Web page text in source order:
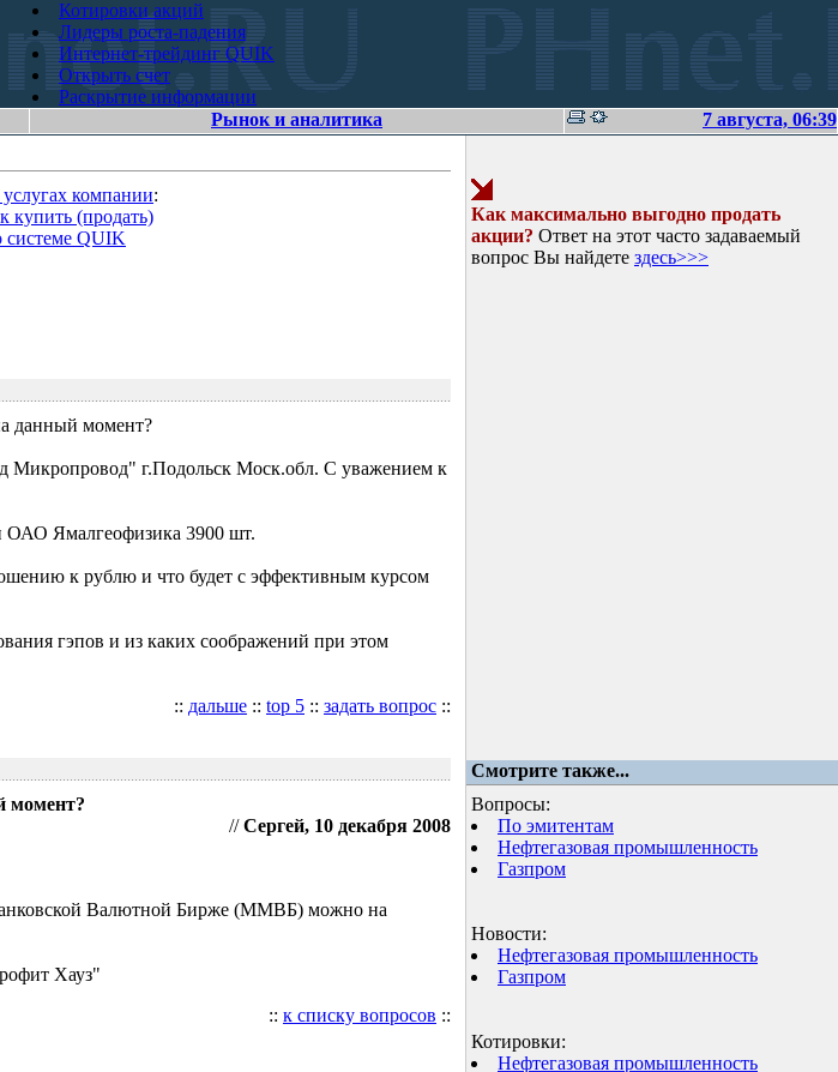
Котировки акций
Лидеры роста-падения
Интернет-трейдинг QUIK
Открыть счет
Раскрытие информации
Рынок и аналитика 7 августа, 06:39
компании:
купить (продать)
системе QUIK
данный момент?
Микропровод" г.Подольск Моск.обл. С уважением к
ОАО Ямалгеофизика 3900 шт.
к рублю и что будет с эффективным курсом
гэпов и из каких соображений при этом
:: дальше :: top 5 :: задать вопрос ::
Как максимально выгодно продать
акции? Ответ на этот часто задаваемый
вопрос Вы найдете здесь>>>
Смотрите также...
момент?
//Сергей, 10 декабря 2008
Валютной Бирже (ММВБ) можно на
Хауз"
:: к списку вопросов ::
Вопросы:
По эмитентам
Нефтегазовая промышленность
Газпром
Новости:
Нефтегазовая промышленность
Газпром
Котировки:
Нефтегазовая промышленность